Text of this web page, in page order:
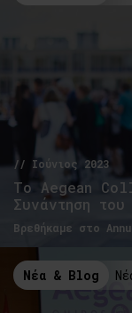
// Ιούνιος 2023
To Aegean
Συνάντηση
Βρεθήκαμε στο
Νέα & Blog